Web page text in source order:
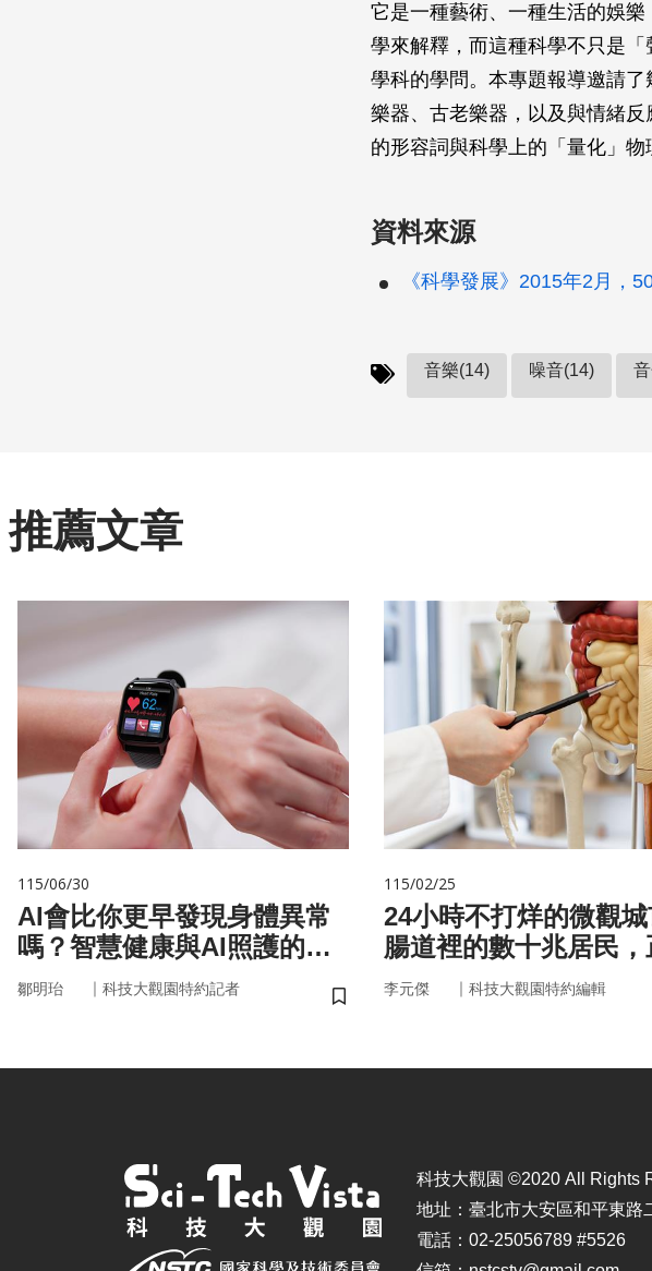
它是一種藝術、一種生活的娛
學來解釋，而這種科學不只是
學科的學問。本專題報導邀請
樂器、古老樂器，以及與情緒反
的形容詞與科學上的「量化」物
資料來源
《科學發展》2015年2月，
音樂(14) 噪音(14)
推薦文章
115/06/30
AI會比你更早發現身體異常
嗎？智慧健康與AI照護的未
來
鄒明珆 ｜ 科技大觀園特約記者
儲存書籤
115/02/25
24小時不打烊的微觀城
腸道裡的數十兆居民，
悄掌管你的大腦與健康
李元傑 ｜ 科技大觀園特約編輯
科技大觀園 ©2020 All Rights
地址：臺北市大安區和平東路
電話：02-25056789 #5526